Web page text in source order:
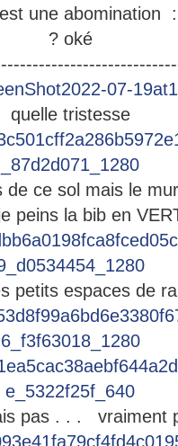
une abomination
? oké
quelle tristesse
de ce sol mais le
peins la bib en
petits espaces de
pas . . . vraiment